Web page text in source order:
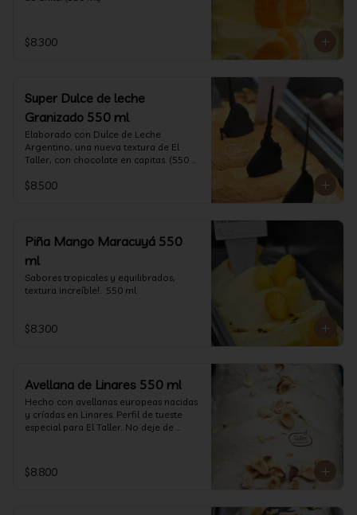
$8.300
Super Dulce de leche
Granizado 550 ml
Elaborado con Dulce de Leche
Argentino, una nueva textura de El
Taller, con chocolate en capitas. (550
$8.500
Piña Mango Maracuyá 550
ml
Sabores tropicales y equilibrados,
textura increíble!.  550 ml
$8.300
Avellana de Linares 550 ml
Hecho con avellanas europeas nacidas
y críadas en Linares. Perfil de tueste
especial para El Taller. No deje de
$8.800